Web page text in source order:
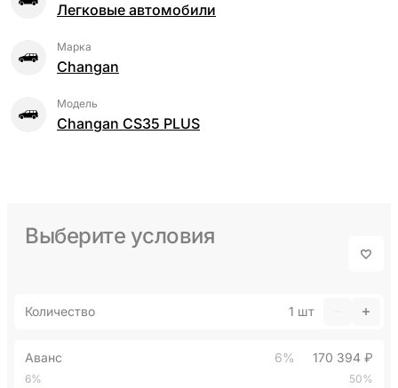
Легковые автомобили
Марка
Changan
Модель
Changan CS35 PLUS
Выберите условия
Количество 1 шт
Аванс 6% 170 394 ₽
6% 50%